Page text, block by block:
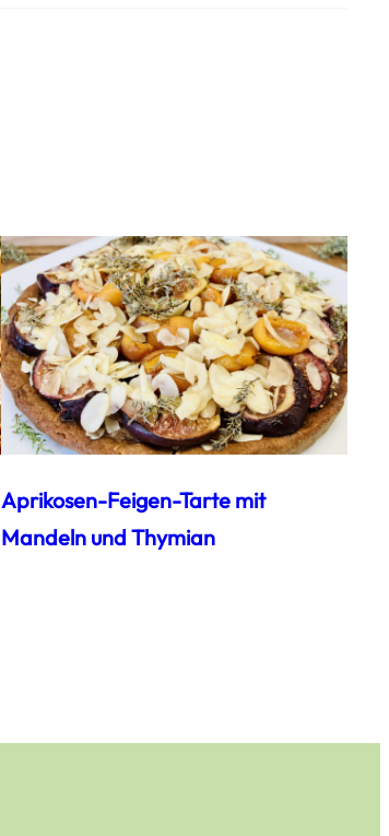
Aprikosen-Feigen-Tarte mit
Mandeln und Thymian